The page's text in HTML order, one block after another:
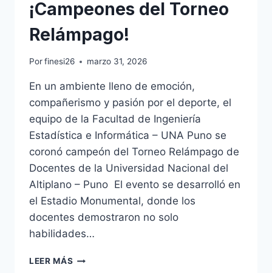
¡Campeones del Torneo
Relámpago!
Porfinesi26 marzo 31, 2026
En un ambiente lleno de emoción,
compañerismo y pasión por el deporte, el
equipo de la Facultad de Ingeniería
Estadística e Informática – UNA Puno se
coronó campeón del Torneo Relámpago de
Docentes de la Universidad Nacional del
Altiplano – Puno El evento se desarrolló en
el Estadio Monumental, donde los
docentes demostraron no solo
habilidades…
LEER MÁS ¡CAMPEONES